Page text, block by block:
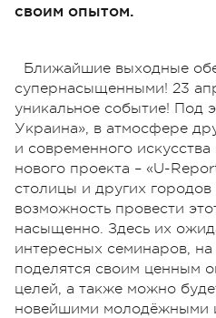
своим опытом.
Ближайшие выходные
супернасыщенными! 23
уникальное событие!
Украина», в атмосфере
и современного
нового проекта – «U-
столицы и других
возможность провести
насыщенно. Здесь их
интересных семинаров,
поделятся своим ценным
целей, а также можно
новейшими молодёжными